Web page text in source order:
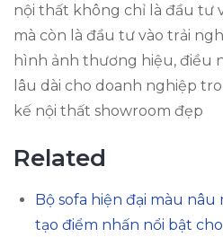
nội thất không chỉ là đầu tư
mà còn là đầu tư vào trải
hình ảnh thương hiệu, điều
lâu dài cho doanh nghiệp
kế nội thất showroom đẹp
Related
Bộ sofa hiện đại màu
tạo điểm nhấn nổi bật